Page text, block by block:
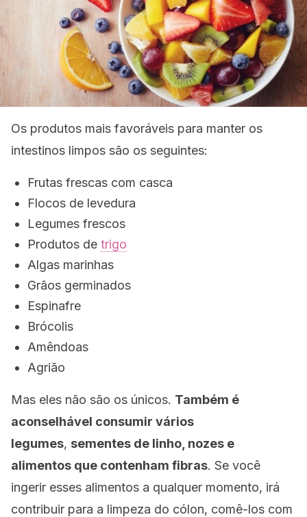
Os produtos mais favoráveis ​​para manter os
intestinos limpos são os seguintes:
Frutas frescas com casca
Flocos de levedura
Legumes frescos
Produtos de trigo
Algas marinhas
Grãos germinados
Espinafre
Brócolis
Amêndoas
Agrião
Mas eles não são os únicos. Também é
aconselhável consumir vários
legumes, sementes de linho, nozes e
alimentos que contenham fibras. Se você
ingerir esses alimentos a qualquer momento, irá
contribuir para a limpeza do cólon, comê-los com